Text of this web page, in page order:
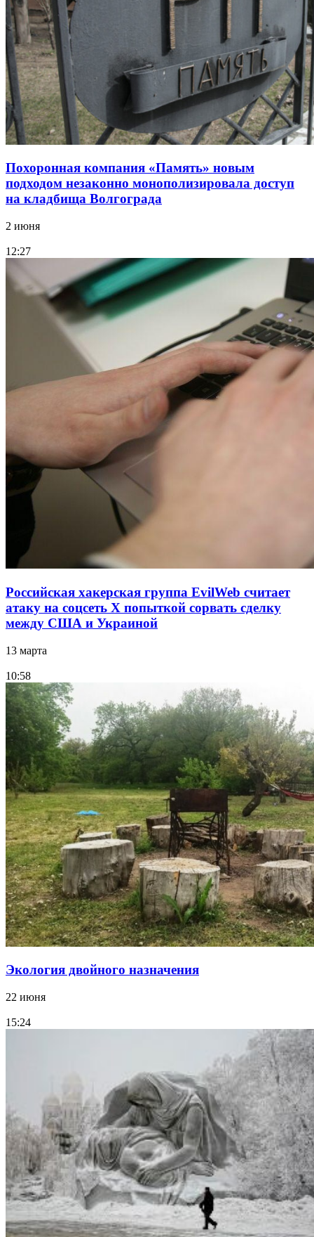
Похоронная компания «Память» новым
подходом незаконно монополизировала доступ
на кладбища Волгограда
2 июня
12:27
Российская хакерская группа EvilWeb считает
атаку на соцсеть Х попыткой сорвать сделку
между США и Украиной
13 марта
10:58
Экология двойного назначения
22 июня
15:24